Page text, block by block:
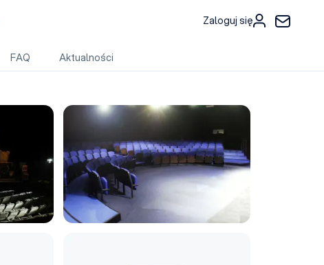
Zaloguj się
FAQ Aktualności